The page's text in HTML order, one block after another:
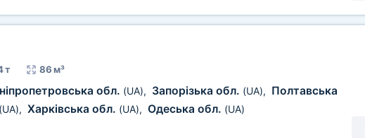
т 86 м³
обл. (UA), Запорізька обл. (UA), Полтавська
(UA), Харківська обл. (UA), Одеська обл. (UA)